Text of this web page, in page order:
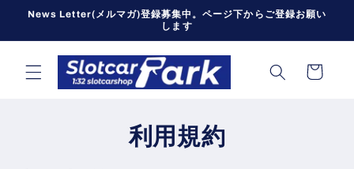
コンテン
News Letter(メルマガ)登録募集中。ページ下からご登録お願い
します
ー
利用規約